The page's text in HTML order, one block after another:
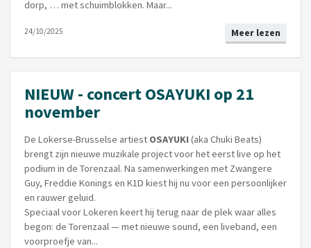
dorp, … met schuimblokken. Maar...
Meer lezen
24/10/2025
NIEUW - concert OSAYUKI op 21
november
De Lokerse-Brusselse artiest OSAYUKI(aka Chuki Beats)
brengt zijn nieuwe muzikale project voor het eerst live op het
podium in de Torenzaal. Na samenwerkingen met Zwangere
Guy, Freddie Konings en K1D kiest hij nu voor een persoonlijker
en rauwer geluid.
Speciaal voor Lokeren keert hij terug naar de plek waar alles
begon: de Torenzaal — met nieuwe sound, een liveband, een
voorproefje van...